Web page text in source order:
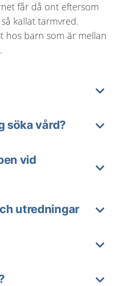
får då ont eftersom
kallat tarmvred.
hos barn som är mellan
söka vård?
vid
utredningar